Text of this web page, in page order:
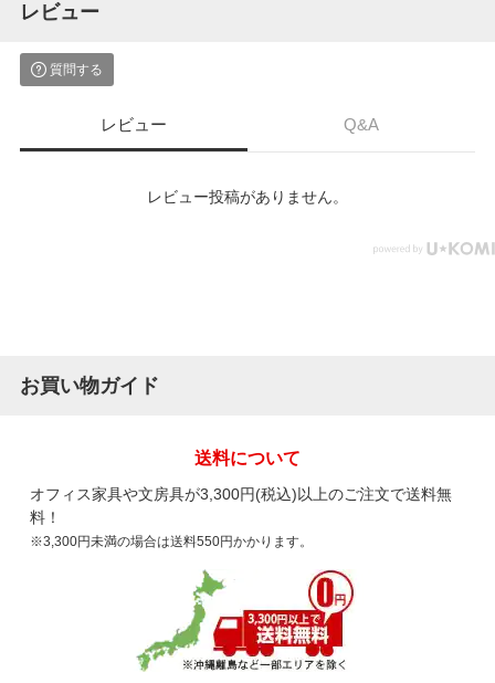
レビュー
質問する
レビュー Q&A
レビュー投稿がありません。
お買い物ガイド
送料について
オフィス家具や文房具が3,300円(税込)以上のご注文で送料無
料！
※3,300円未満の場合は送料550円かかります。